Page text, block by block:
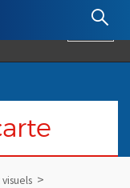
: Retour à l'accueil